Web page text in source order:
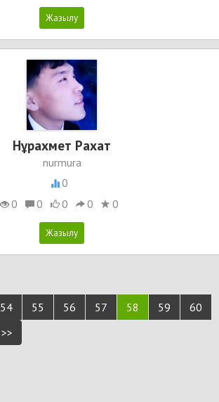
Нұрахмет Рахат
nurmura
0
0
0 0 0 0
54 55 56 57 58 59
60
>>